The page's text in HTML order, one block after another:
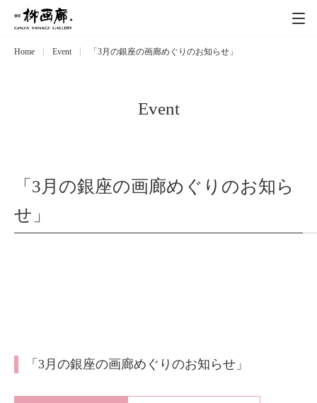
Exhibitions
Art works 作品一覧
Catalog カタログ
Blog
Home Event 「3月の銀座の画廊めぐりのお知らせ」
Event
「3月の銀座の画廊めぐりのお知ら
せ」
「3月の銀座の画廊めぐりのお知らせ」